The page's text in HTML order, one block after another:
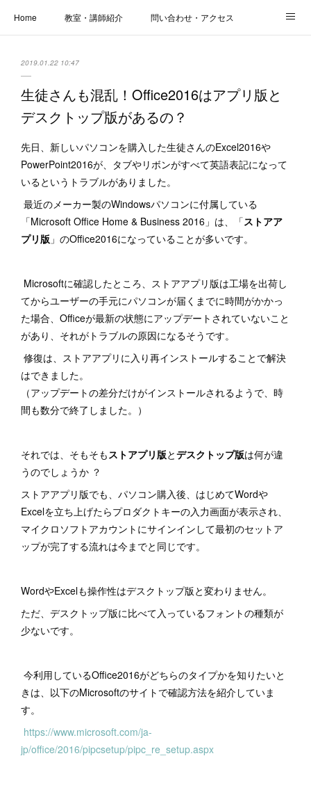
Home 教室・講師紹介 問い合わせ・アクセス
2019.01.22 10:47
生徒さんも混乱！Office2016はアプリ版と
デスクトップ版があるの？
先日、新しいパソコンを購入した生徒さんのExcel2016や
PowerPoint2016が、タブやリボンがすべて英語表記になって
いるというトラブルがありました。
最近のメーカー製のWindowsパソコンに付属している
「Microsoft Office Home & Business 2016」は、「ストアア
プリ版 」のOffice2016になっていることが多いです。
Microsoftに確認したところ、ストアアプリ版は工場を出荷し
てからユーザーの手元にパソコンが届くまでに時間がかかっ
た場合、Officeが最新の状態にアップデートされていないこと
があり、それがトラブルの原因になるそうです。
修復は、ストアアプリに入り再インストールすることで解決
はできました。
（アップデートの差分だけがインストールされるようで、時
間も数分で終了しました。）
それでは、そもそもストアプリ版とデスクトップ版は何が違
うのでしょうか ？
ストアアプリ版でも、パソコン購入後、はじめてWordや
Excelを立ち上げたらプロダクトキーの入力画面が表示され、
マイクロソフトアカウントにサインインして最初のセットア
ップが完了する流れは今までと同じです。
WordやExcelも操作性はデスクトップ版と変わりません。
ただ、デスクトップ版に比べて入っているフォントの種類が
少ないです。
今利用しているOffice2016がどちらのタイプかを知りたいと
きは、以下のMicrosoftのサイトで確認方法を紹介していま
す。
https://www.microsoft.com/ja-
jp/office/2016/pipcsetup/pipc_re_setup.aspx